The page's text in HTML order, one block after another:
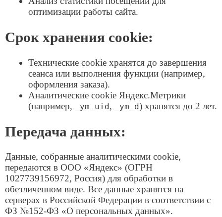
8 (499) 755-53-11
8 (812) 918-81-12
Санкт-Петербург
sales@smart-m2m.ru
Услуги для бизнеса
Интернет для бизнеса
Резервирование интернета
Статический IP-адрес
Объединение офисов
Управляемый Wi-Fi
Усиление сигнала мобильной связи и
интернета